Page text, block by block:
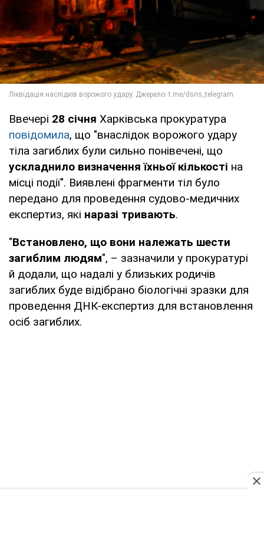
Ввечері 28 січня Харківська прокуратура
повідомила, що "внаслідок ворожого удару
тіла загиблих були сильно понівечені, що
ускладнило визначення їхньої кількості на
місці події". Виявлені фрагменти тіл було
передано для проведення судово-медичних
експертиз, які наразі тривають.
"Встановлено, що вони належать шести
загиблим людям", – зазначили у прокуратурі
й додали, що надалі у близьких родичів
загиблих буде відібрано біологічні зразки для
проведення ДНК-експертиз для встановлення
осіб загиблих.